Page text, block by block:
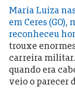
Maria Luiza
em Ceres (GO),
reconheceu
trouxe
carreira militar.
quando era
veio o parecer